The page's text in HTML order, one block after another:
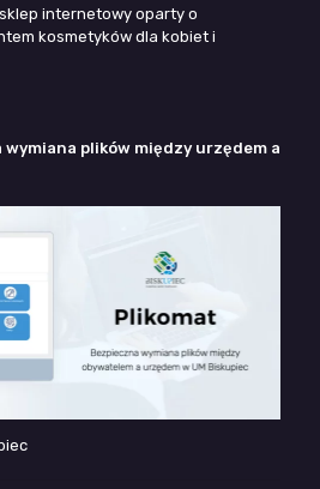
internetowy oparty o
kosmetyków dla kobiet i
plików między urzędem a